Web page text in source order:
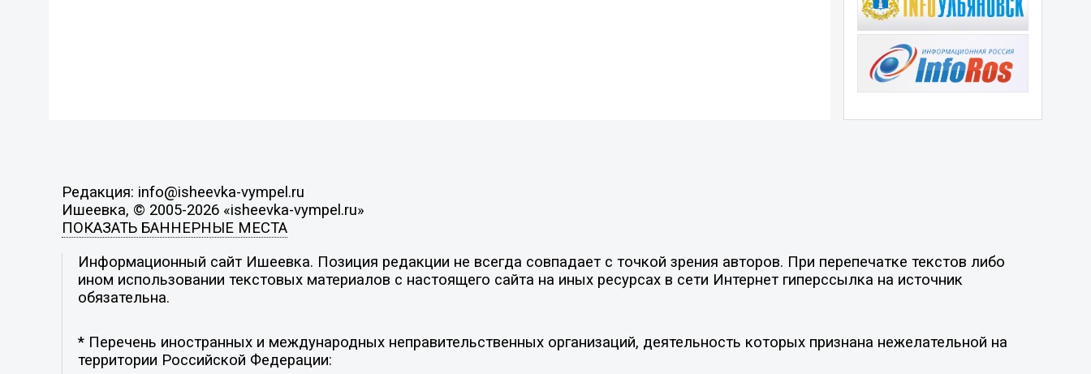
Редакция: info@isheevka-vympel.ru
Ишеевка, © 2005-2026 «isheevka-vympel.ru»
ПОКАЗАТЬ БАННЕРНЫЕ МЕСТА
Информационный сайт Ишеевка. Позиция редакции не всегда совпадает с точкой зрения авторов. При перепечатке текстов либо
ином использовании текстовых материалов с настоящего сайта на иных ресурсах в сети Интернет гиперссылка на источник
обязательна.
* Перечень иностранных и международных неправительственных организаций, деятельность которых признана нежелательной на
территории Российской Федерации: